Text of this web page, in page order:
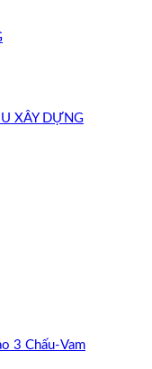
XÂY DỰNG
3 Chấu-Vam